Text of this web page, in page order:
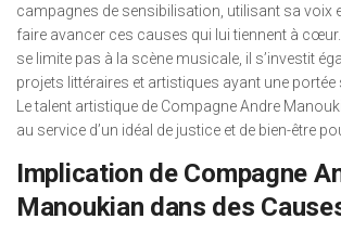
campagnes de sensibilisation, utilisant sa voix
faire avancer ces causes qui lui tiennent à
se limite pas à la scène musicale, il s’investit
projets littéraires et artistiques ayant une portée
Le talent artistique de Compagne Andre
au service d’un idéal de justice et de bien-être
Implication de Compagne
Manoukian dans des